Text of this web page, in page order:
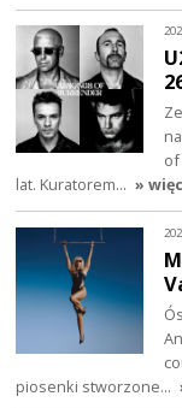
of
lat. Kuratorem… »
piosenki stworzone…